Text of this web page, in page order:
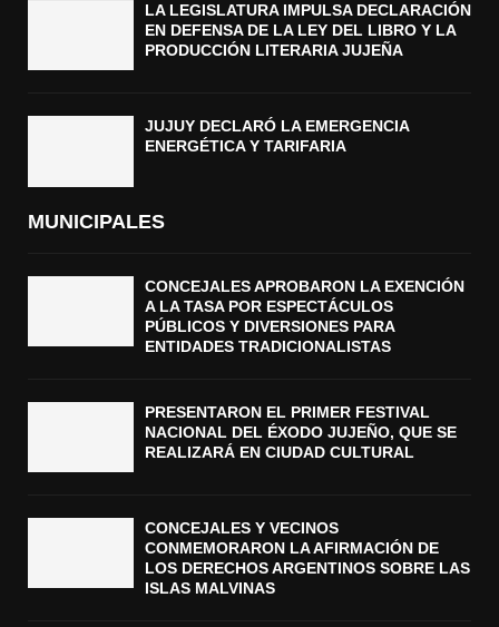
LA LEGISLATURA IMPULSA DECLARACIÓN
EN DEFENSA DE LA LEY DEL LIBRO Y LA
PRODUCCIÓN LITERARIA JUJEÑA
JUJUY DECLARÓ LA EMERGENCIA
ENERGÉTICA Y TARIFARIA
MUNICIPALES
CONCEJALES APROBARON LA EXENCIÓN
A LA TASA POR ESPECTÁCULOS
PÚBLICOS Y DIVERSIONES PARA
ENTIDADES TRADICIONALISTAS
PRESENTARON EL PRIMER FESTIVAL
NACIONAL DEL ÉXODO JUJEÑO, QUE SE
REALIZARÁ EN CIUDAD CULTURAL
CONCEJALES Y VECINOS
CONMEMORARON LA AFIRMACIÓN DE
LOS DERECHOS ARGENTINOS SOBRE LAS
ISLAS MALVINAS